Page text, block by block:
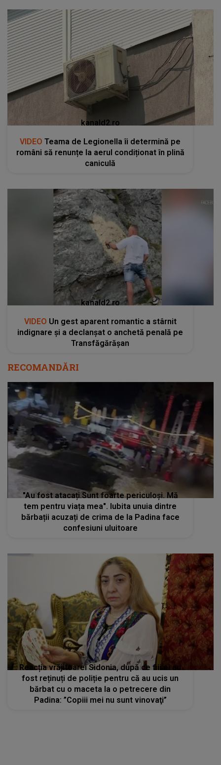
kanald2.ro
VIDEO Teama de Legionella îi determină pe
români să renunțe la aerul condiționat în plină
caniculă
kanald2.ro
VIDEO Un gest aparent romantic a stârnit
indignare și a declanșat o anchetă penală pe
Transfăgărășan
RECOMANDĂRI
"Au fost atacați.Sunt foarte periculoși. Mă
tem pentru viața mea". Iubita unuia dintre
bărbații acuzați de crima de la Padina face
confesiuni uluitoare
Reacția vrăjitoarei Sidonia, după ce fiii ei au
fost reținuți de poliție pentru că au ucis un
bărbat cu o maceta la o petrecere din
Padina: ”Copiii mei nu sunt vinovaţi”